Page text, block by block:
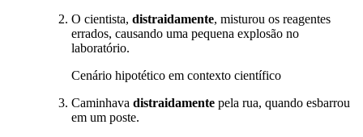
O cientista, distraidamente, misturou os reagentes
errados, causando uma pequena explosão no
laboratório.
Cenário hipotético em contexto científico
Caminhava distraidamente pela rua, quando esbarrou
em um poste.